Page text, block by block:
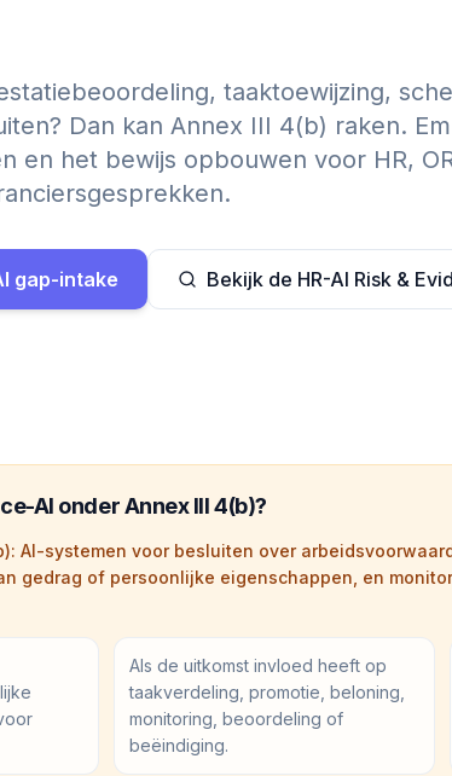
taaktoewijzing,
Dan kan Annex III 4(b) raken.
en het bewijs opbouwen voor HR,
gap-intake Bekijk de HR-AI Risk &
AI onder Annex III 4(b)?
AI-systemen voor besluiten over
gedrag of persoonlijke eigenschappen, en
Als de uitkomst invloed heeft op
taakverdeling, promotie, beloning,
monitoring, beoordeling of
beëindiging.